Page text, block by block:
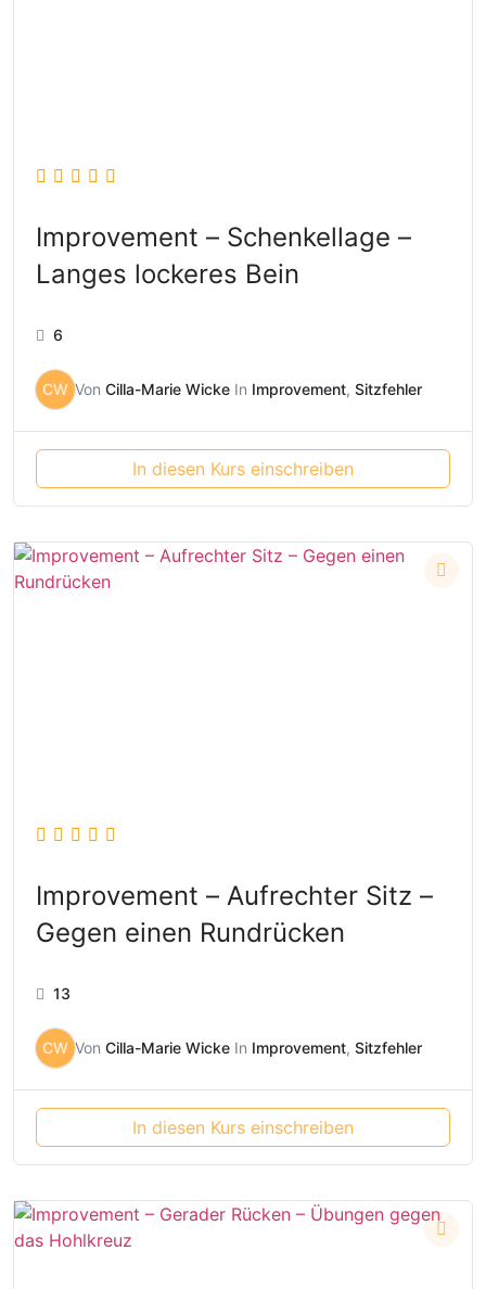
Improvement – Schenkellage –
Langes lockeres Bein
6
CW Von Cilla-Marie Wicke In Improvement, Sitzfehler
In diesen Kurs einschreiben
Improvement – Aufrechter Sitz –
Gegen einen Rundrücken
13
CW Von Cilla-Marie Wicke In Improvement, Sitzfehler
In diesen Kurs einschreiben